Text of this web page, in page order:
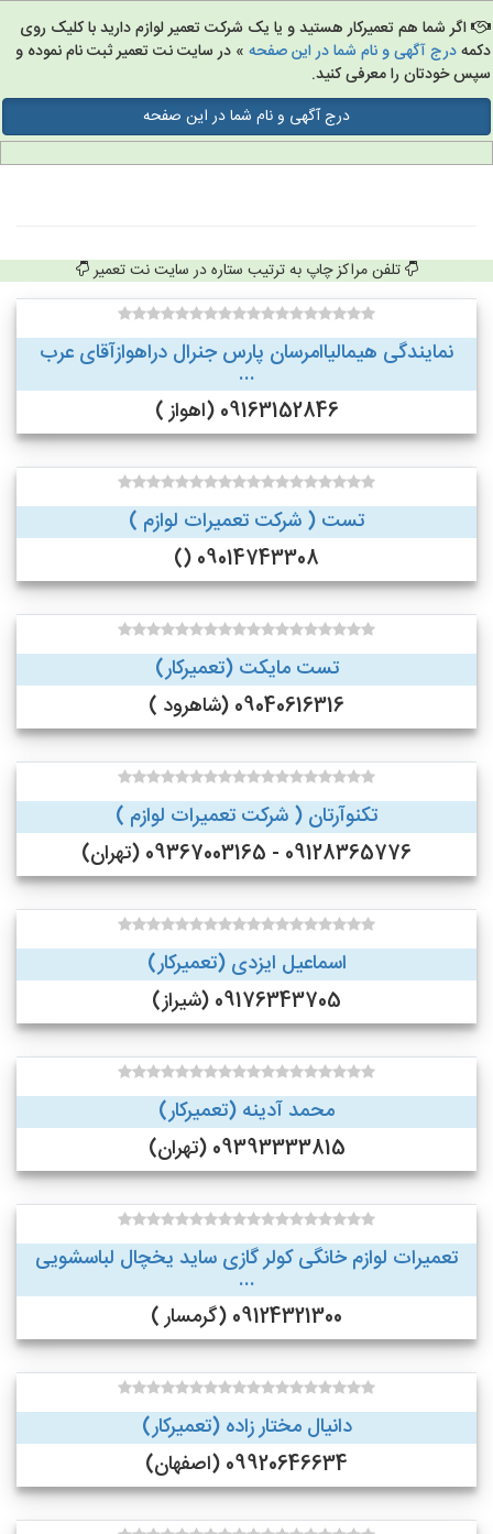
اگر شما هم تعمیرکار هستید و یا یک شرکت تعمیر لوازم دارید با کلیک روی
درج آگهی و نام شما در این صفحه» در سایت نت تعمیر ثبت نام نموده و
خودتان را معرفی کنید.
درج آگهی و نام شما در این صفحه
تلفن مراکز چاپ به ترتیب ستاره در سایت نت تعمیر
نمایندگی هیمالیاامرسان پارس جنرال دراهوازآقای عرب
...
09163152846 (اهواز )
تست ( شرکت تعمیرات لوازم )
09014743308 ()
تست مایکت (تعمیرکار)
09040616316 (شاهرود )
تکنوآرتان ( شرکت تعمیرات لوازم )
09128365776 - 09367003165 (تهران)
اسماعیل ایزدی (تعمیرکار)
09176343705 (شیراز)
محمد آدینه (تعمیرکار)
09393333815 (تهران)
تعمیرات لوازم خانگی کولر گازی ساید یخچال لباسشویی
...
09124321300 (گرمسار )
دانیال مختار زاده (تعمیرکار)
09920646634 (اصفهان)